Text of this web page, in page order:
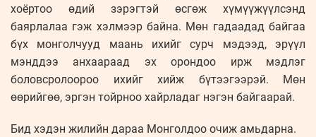
хоёртоо өдий зэрэгтэй өсгөж хүмүүжүүлсэнд
баярлалаа гэж хэлмээр байна. Мөн гадаадад байгаа
бүх монголчууд маань ихийг сурч мэдээд, эрүүл
мэнддээ анхаараад эх орондоо ирж мэдлэг
боловсролоороо ихийг хийж бүтээгээрэй. Мөн
өөрийгөө, эргэн тойрноо хайрладаг нэгэн байгаарай.
Бид хэдэн жилийн дараа Монголдоо очиж амьдарна.